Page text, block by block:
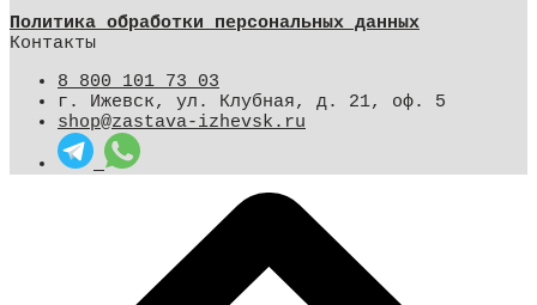
Политика обработки персональных данных
Контакты
8 800 101 73 03
г. Ижевск, ул. Клубная, д. 21, оф. 5
shop@zastava-izhevsk.ru